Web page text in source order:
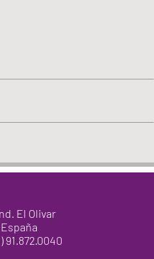
El Olivar
91.872.0040